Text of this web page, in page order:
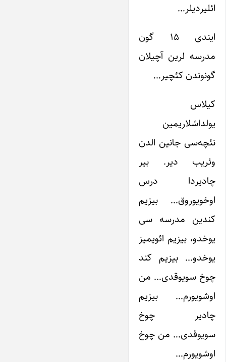
ائلیردیلر…
ایندی ۱۵ گون
مدرسه لرین آچیلان
گونوندن کئچیر…
کیلاس
یولداشلاریمین
نئچه‌سی جانین الدن
وئریب دیر. بیر
چادیردا درس
اوخویوروق… بیزیم
کندین مدرسه سی
یوخدو، بیزیم ائویمیز
یوخدو… بیزیم کند
چوخ سویوقدی… من
اوشویورم… بیزیم
چادیر چوخ
سویوقدی… من چوخ
اوشویورم…